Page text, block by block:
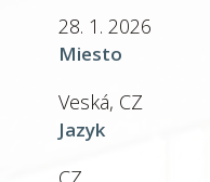
28. 1. 2026
Miesto
Veská, CZ
Jazyk